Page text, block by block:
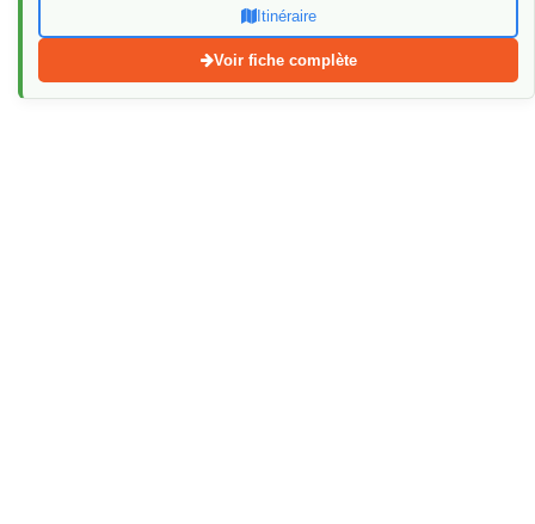
Itinéraire
Voir fiche complète